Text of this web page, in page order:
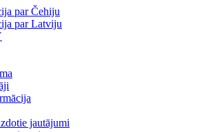
par Čehiju
par Latviju
jautājumi